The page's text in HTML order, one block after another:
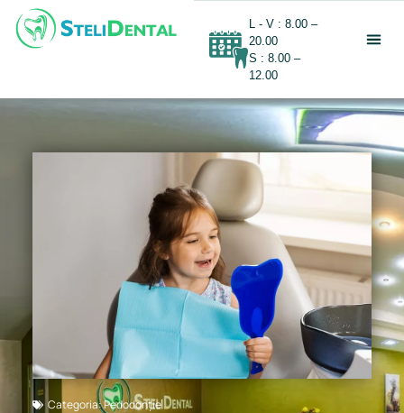
L - V : 8.00 –
20.00
S : 8.00 –
12.00
Categoria:Pedodonție